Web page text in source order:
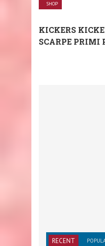
SHOP
KICKERS
SCARPE PRIMI
RECENT